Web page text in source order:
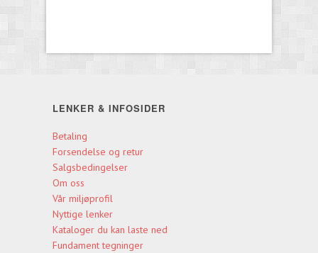
LENKER & INFOSIDER
Betaling
Forsendelse og retur
Salgsbedingelser
Om oss
Vår miljøprofil
Nyttige lenker
Kataloger du kan laste ned
Fundament tegninger